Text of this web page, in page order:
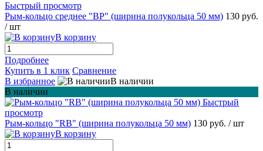
Быстрый просмотр
Рым-кольцо среднее "BP" (ширина полукольца 50 мм) 130 руб.
/ шт
В корзину
Подробнее
Купить в 1 клик Сравнение
В избранное
В наличии
В наличии
Быстрый
просмотр
Рым-кольцо "RB" (ширина полукольца 50 мм) 130 руб. / шт
В корзину